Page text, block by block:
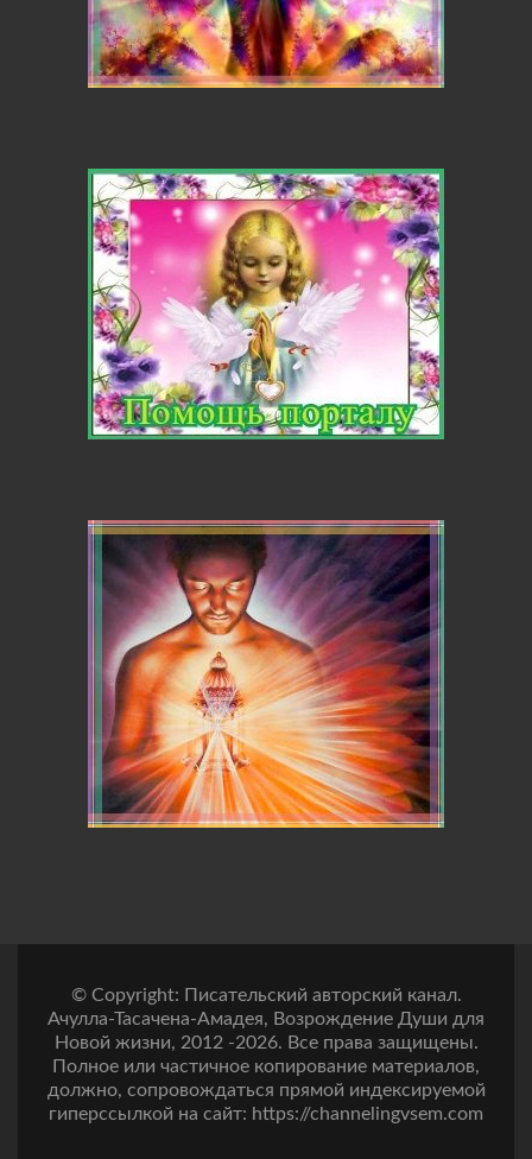
© Copyright: Писательский авторский канал.
Ачулла-Тасачена-Амадея, Возрождение Души для
Новой жизни, 2012 -2026. Все права защищены.
Полное или частичное копирование материалов,
должно, сопровождаться прямой индексируемой
гиперссылкой на сайт: https://channelingvsem.com